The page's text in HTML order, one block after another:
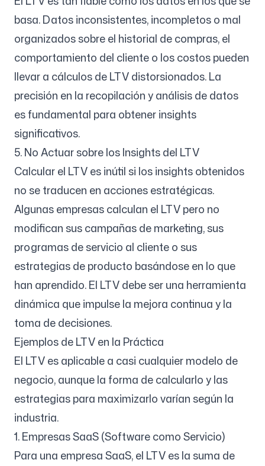
basa. Datos inconsistentes, incompletos o mal
organizados sobre el historial de compras, el
comportamiento del cliente o los costos pueden
llevar a cálculos de LTV distorsionados. La
precisión en la recopilación y análisis de datos
es fundamental para obtener insights
significativos.
5. No Actuar sobre los Insights del LTV
Calcular el LTV es inútil si los insights obtenidos
no se traducen en acciones estratégicas.
Algunas empresas calculan el LTV pero no
modifican sus campañas de marketing, sus
programas de servicio al cliente o sus
estrategias de producto basándose en lo que
han aprendido. El LTV debe ser una herramienta
dinámica que impulse la mejora continua y la
toma de decisiones.
Ejemplos de LTV en la Práctica
El LTV es aplicable a casi cualquier modelo de
negocio, aunque la forma de calcularlo y las
estrategias para maximizarlo varían según la
industria.
1. Empresas SaaS (Software como Servicio)
Para una empresa SaaS, el LTV es la suma de